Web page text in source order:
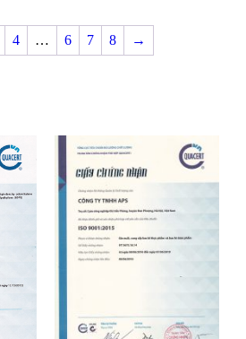
4 … 6 7 8 →